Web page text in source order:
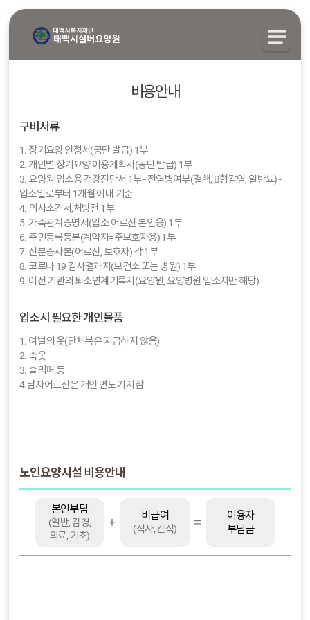
비용안내
구비서류
1. 장기요양 인정서(공단 발급) 1부
2. 개인별 장기요양 이용계획서(공단 발급) 1부
3. 요양원 입소용 건강진단서 1부 - 전염병여부(결핵, B형감염, 일반뇨) -
입소일로부터 1개월 이내 기준
4. 의사소견서,처방전 1부
5. 가족관계증명서(입소 어르신 본인용) 1부
6. 주민등록등본(계약자=주보호자용) 1부
7. 신분증사본(어르신, 보호자) 각 1부
8. 코로나 19 검사결과지(보건소 또는 병원) 1부
9. 이전 기관의 퇴소연계기록지(요양원, 요양병원 입소자만 해당)
입소시 필요한 개인물품
1. 여벌의 옷(단체복은 지급하지 않음)
2. 속옷
3. 슬리퍼 등
4.남자어르신은 개인 면도기 지참
노인요양시설 비용안내
본인부담
(일반, 감경,
의료, 기초)
비급여
(식사, 간식)
이용자
부담금